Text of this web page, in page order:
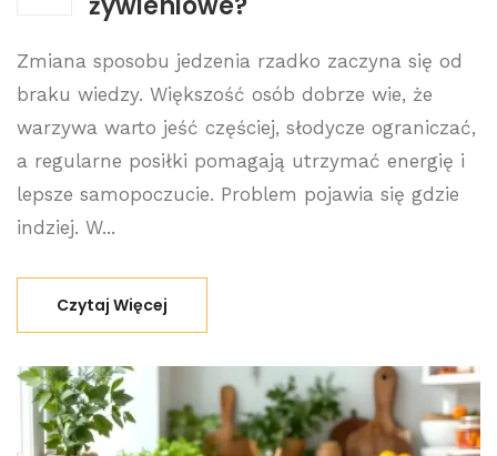
Zmiana sposobu jedzenia rzadko zaczyna się od
braku wiedzy. Większość osób dobrze wie, że
warzywa warto jeść częściej, słodycze ograniczać,
a regularne posiłki pomagają utrzymać energię i
lepsze samopoczucie. Problem pojawia się gdzie
indziej. W...
Czytaj Więcej